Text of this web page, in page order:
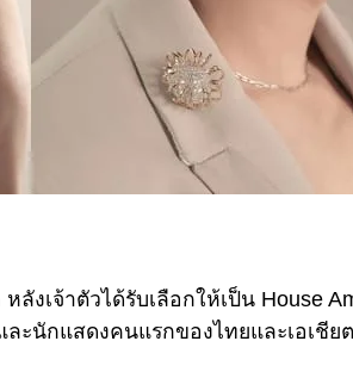
งเจ้าตัวได้รับเลือกให้เป็น House
ะนักแสดงคนแรกของไทยและเอเชีย